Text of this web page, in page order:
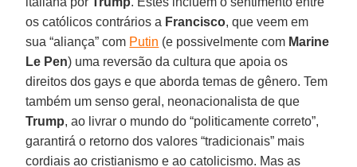
os católicos contrários a Francisco, que veem em
sua “aliança” com Putin (e possivelmente com Marine
Le Pen) uma reversão da cultura que apoia os
direitos dos gays e que aborda temas de gênero. Tem
também um senso geral, neonacionalista de que
Trump, ao livrar o mundo do “politicamente correto”,
garantirá o retorno dos valores “tradicionais” mais
cordiais ao cristianismo e ao catolicismo. Mas as